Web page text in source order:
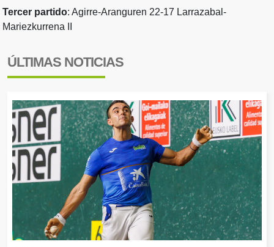
Tercer partido: Agirre-Aranguren 22-17 Larrazabal-
Mariezkurrena II
ÚLTIMAS NOTICIAS